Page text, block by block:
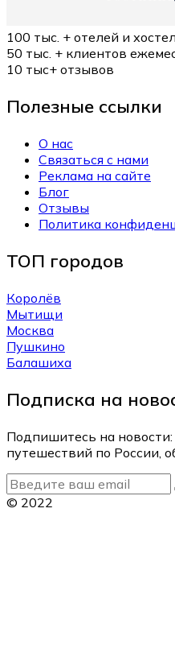
100 тыс. + отелей и
50 тыс. + клиентов
10 тыс+ отзывов
Полезные ссылки
О нас
Связаться с нами
Реклама на сайте
Блог
Отзывы
Политика
ТОП городов
Королёв
Мытищи
Москва
Пушкино
Балашиха
Подписка на
Подпишитесь на
путешествий по России,
© 2022